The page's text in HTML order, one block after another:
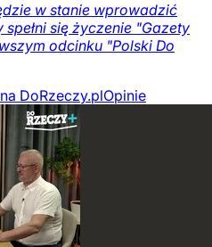
w stanie wprowadzić
się życzenie "Gazety
odcinku "Polski Do
DoRzeczy.plOpinie